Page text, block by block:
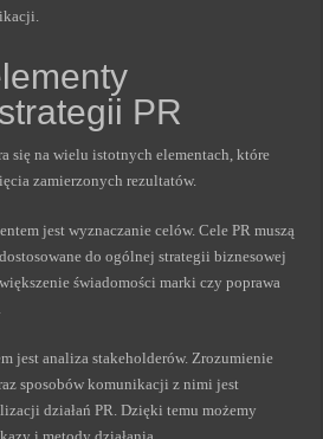
PR
się na wielu istotnych elementach, które
zamierzonych rezultatów.
jest wyznaczanie celów. Cele PR muszą
do ogólnej strategii biznesowej
świadomości marki czy poprawa
jest analiza stakeholderów. Zrozumienie
sposobów komunikacji z nimi jest
działań PR. Dzięki temu możemy